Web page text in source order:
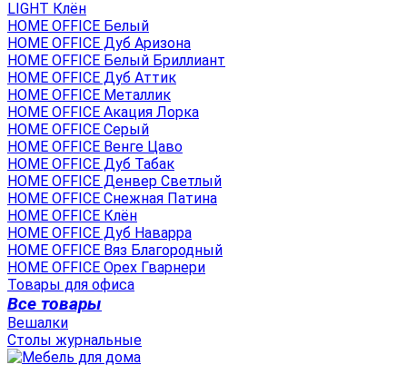
LIGHT Клён
HOME OFFICE Белый
HOME OFFICE Дуб Аризона
HOME OFFICE Белый Бриллиант
HOME OFFICE Дуб Аттик
HOME OFFICE Металлик
HOME OFFICE Акация Лорка
HOME OFFICE Серый
HOME OFFICE Венге Цаво
HOME OFFICE Дуб Табак
HOME OFFICE Денвер Светлый
HOME OFFICE Снежная Патина
HOME OFFICE Клён
HOME OFFICE Дуб Наварра
HOME OFFICE Вяз Благородный
HOME OFFICE Орех Гварнери
Товары для офиса
Все товары
Вешалки
Столы журнальные